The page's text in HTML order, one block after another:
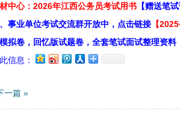
中心：2026年江西公务员考试用书 【赠送笔
事业单位考试交流群开放中，点击链接 【
拟卷，回忆版试题卷，全套笔试面试整理资料
信息：
一篇 »